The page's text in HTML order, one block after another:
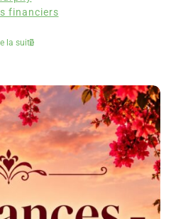
financiers
la suite